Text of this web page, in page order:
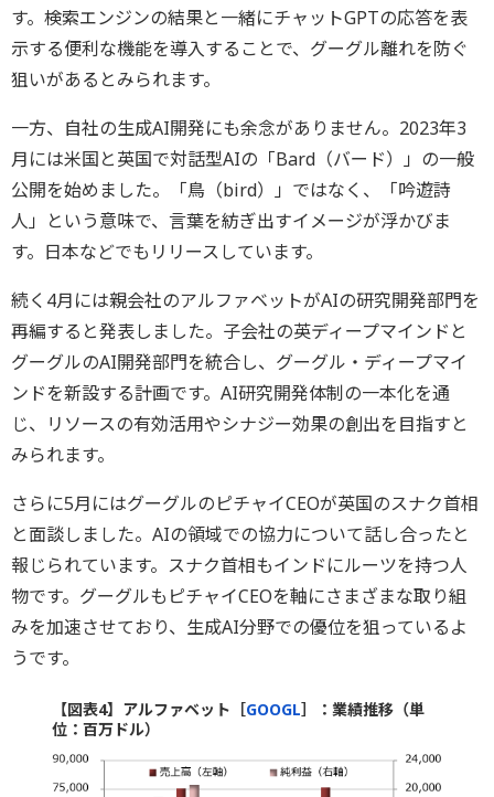
す。検索エンジンの結果と一緒にチャットGPTの応答を表
示する便利な機能を導入することで、グーグル離れを防ぐ
狙いがあるとみられます。
一方、自社の生成AI開発にも余念がありません。2023年3
月には米国と英国で対話型AIの「Bard（バード）」の一般
公開を始めました。「鳥（bird）」ではなく、「吟遊詩
人」という意味で、言葉を紡ぎ出すイメージが浮かびま
す。日本などでもリリースしています。
続く4月には親会社のアルファベットがAIの研究開発部門を
再編すると発表しました。子会社の英ディープマインドと
グーグルのAI開発部門を統合し、グーグル・ディープマイ
ンドを新設する計画です。AI研究開発体制の一本化を通
じ、リソースの有効活用やシナジー効果の創出を目指すと
みられます。
さらに5月にはグーグルのピチャイCEOが英国のスナク首相
と面談しました。AIの領域での協力について話し合ったと
報じられています。スナク首相もインドにルーツを持つ人
物です。グーグルもピチャイCEOを軸にさまざまな取り組
みを加速させており、生成AI分野での優位を狙っているよ
うです。
【図表4】アルファベット［GOOGL］：業績推移（単
位：百万ドル）